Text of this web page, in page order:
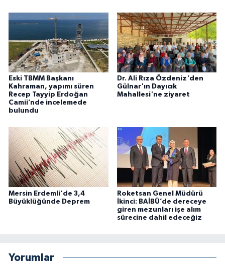
Eski TBMM Başkanı
Kahraman, yapımı süren
Recep Tayyip Erdoğan
Camii’nde incelemede
bulundu
Dr. Ali Rıza Özdeniz'den
Gülnar'ın Dayıcık
Mahallesi'ne ziyaret
Mersin Erdemli'de 3,4
Büyüklüğünde Deprem
Roketsan Genel Müdürü
İkinci: BAİBÜ’de dereceye
giren mezunları işe alım
sürecine dahil edeceğiz
Yorumlar